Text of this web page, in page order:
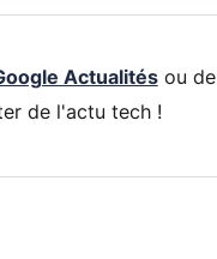
Actualitésou de
de l'actu tech !